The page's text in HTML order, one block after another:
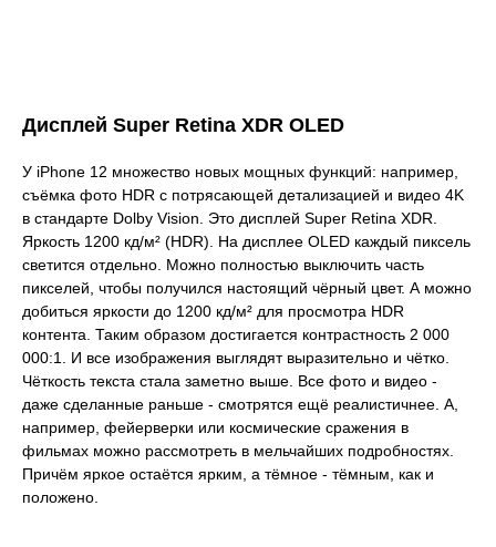
Дисплей Super Retina XDR OLED
У iPhone 12 множество новых мощных функций: например,
съёмка фото HDR с потрясающей детализацией и видео 4K
в стандарте Dolby Vision. Это дисплей Super Retina XDR.
Яркость 1200 кд/м² (HDR). На дисплее OLED каждый пиксель
светится отдельно. Можно полностью выключить часть
пикселей, чтобы получился настоящий чёрный цвет. А можно
добиться яркости до 1200 кд/м² для просмотра HDR
контента. Таким образом достигается контрастность 2 000
000:1. И все изображения выглядят выразительно и чётко.
Чёткость текста стала заметно выше. Все фото и видео -
даже сделанные раньше - смотрятся ещё реалистичнее. А,
например, фейерверки или космические сражения в
фильмах можно рассмотреть в мельчайших подробностях.
Причём яркое остаётся ярким, а тёмное - тёмным, как и
положено.